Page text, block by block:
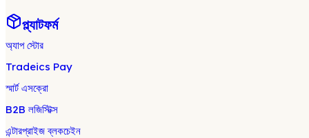
প্ল্যাটফর্ম
অ্যাপ স্টোর
Tradeics Pay
স্মার্ট এসক্রো
B2B লজিস্টিক্স
এন্টারপ্রাইজ ব্লকচেইন